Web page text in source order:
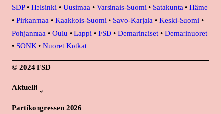
SDP• Helsinki • Uusimaa • Varsinais-Suomi • Satakunta • Häme
• Pirkanmaa • Kaakkois-Suomi • Savo-Karjala • Keski-Suomi •
Pohjanmaa • Oulu • Lappi • FSD • Demarinaiset • Demarinuoret
• SONK • Nuoret Kotkat
© 2024 FSD
Aktuellt
Partikongressen 2026